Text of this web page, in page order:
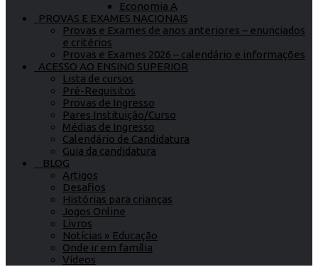
Economia A
PROVAS E EXAMES NACIONAIS
Provas e Exames de anos anteriores – enunciados
e critérios
Provas e Exames 2026 – calendário e informações
ACESSO AO ENSINO SUPERIOR
Lista de cursos
Pré-Requisitos
Provas de Ingresso
Pares Instituição/Curso
Médias de Ingresso
Calendário de Candidatura
Guia da candidatura
BLOG
Artigos
Desafios
Histórias para crianças
Jogos Online
Livros
Notícias » Educação
Onde ir em família
Vídeos